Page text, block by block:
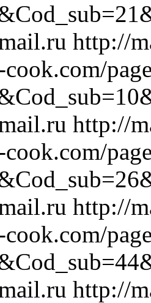
http://
http://
http://
http://